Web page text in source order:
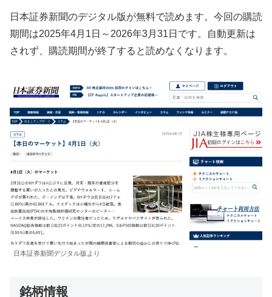
日本証券新聞のデジタル版が無料で読めます。今回の購読
期間は2025年4月1日～2026年3月31日です。自動更新は
されず、購読期間が終了すると読めなくなります。
日本証券新聞デジタル版より
銘柄情報